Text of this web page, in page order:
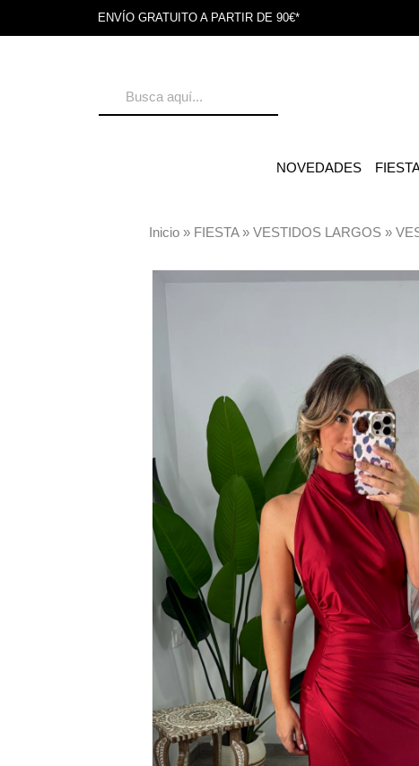
ENVÍO GRATUITO A PARTIR DE 90€*
NOVEDADES
Inicio» FIESTA» VESTIDOS LARGOS»